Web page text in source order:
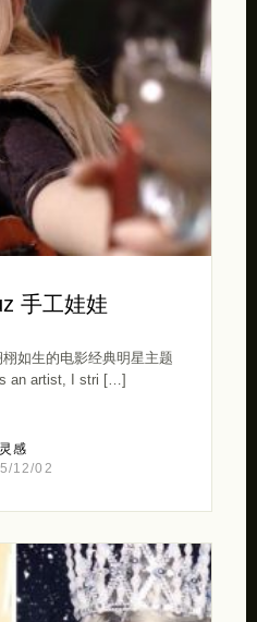
手工娃娃
如生的电影经典明星主题
an artist, I stri […]
灵感
12/02